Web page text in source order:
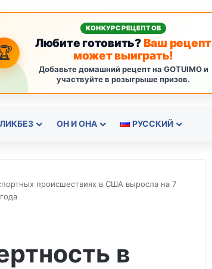
КОНКУРС РЕЦЕПТОВ
Любите готовить?Ваш рецепт
может выиграть!
Добавьте домашний рецепт на GOTUIMO и
участвуйте в розыгрыше призов.
ЛИКБЕЗ ОН И ОНА РУССКИЙ
происшествиях в США выросла на 7
в